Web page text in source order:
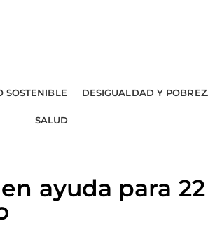
SOSTENIBLE DESIGUALDAD Y
SALUD
ayuda para